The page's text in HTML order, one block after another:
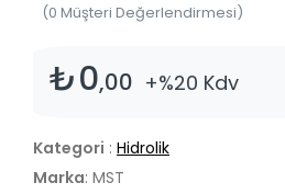
(0 Müşteri Değerlendirmesi)
₺0,00 +%20 Kdv
Kategori : Hidrolik
Marka: MST